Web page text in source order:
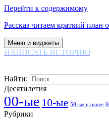
Перейти к содержимому
Рассказ читаем краткий план
Меню и виджеты
НАПИСАТЬ ИСТОРИЮ
Найти:
Десятилетия
00-ые 10-ые 50-ые и ранее
Рубрики